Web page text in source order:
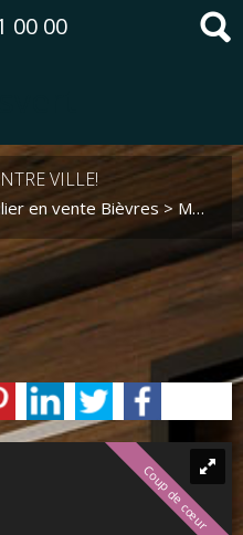
00 00
VILLE!
en vente Bièvres > Maison en vente Bièvres
Coup de cœur